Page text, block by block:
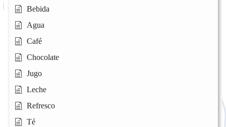
Bebida
Agua
Café
Chocolate
Jugo
Leche
Refresco
Té